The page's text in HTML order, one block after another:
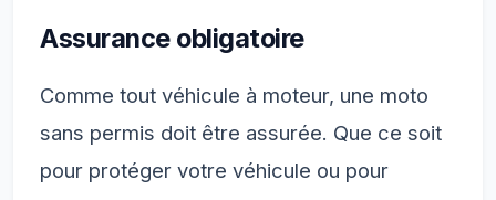
Assurance obligatoire
Comme tout véhicule à moteur, une moto
sans permis doit être assurée. Que ce soit
pour protéger votre véhicule ou pour